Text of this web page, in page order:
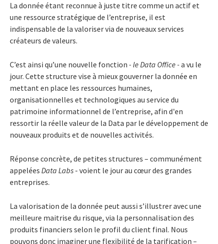
La donnée étant reconnue à juste titre comme un actif et
une ressource stratégique de l’entreprise, il est
indispensable de la valoriser via de nouveaux services
créateurs de valeurs.
C’est ainsi qu’une nouvelle fonction - le Data Office -a vu le
jour. Cette structure vise à mieux gouverner la donnée en
mettant en place les ressources humaines,
organisationnelles et technologiques au service du
patrimoine informationnel de l’entreprise, afin d'en
ressortir la réelle valeur de la Data par le développement de
nouveaux produits et de nouvelles activités.
Réponse concrète, de petites structures – communément
appelées Data Labs - voient le jour au cœur des grandes
entreprises.
La valorisation de la donnée peut aussi s’illustrer avec une
meilleure maitrise du risque, via la personnalisation des
produits financiers selon le profil du client final. Nous
pouvons donc imaginer une flexibilité de la tarification –